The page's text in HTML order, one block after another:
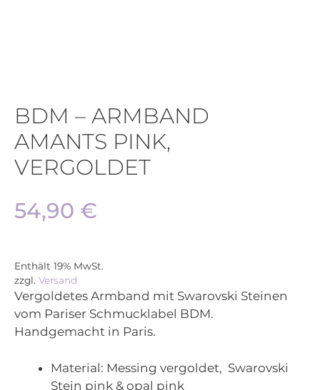
BDM – ARMBAND
AMANTS PINK,
VERGOLDET
54,90 €
Enthält 19% MwSt.
zzgl. Versand
Vergoldetes Armband mit Swarovski Steinen
vom Pariser Schmucklabel BDM.
Handgemacht in Paris.
Material: Messing vergoldet, Swarovski
Stein pink & opal pink